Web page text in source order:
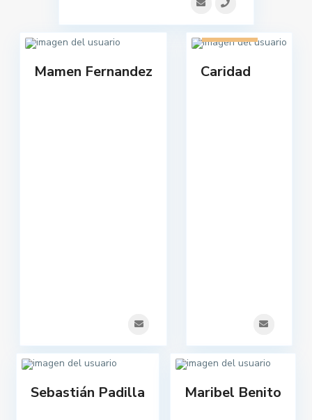
Mamen Fernandez
1 listado
Caridad
Sebastián Padilla Maribel Benito